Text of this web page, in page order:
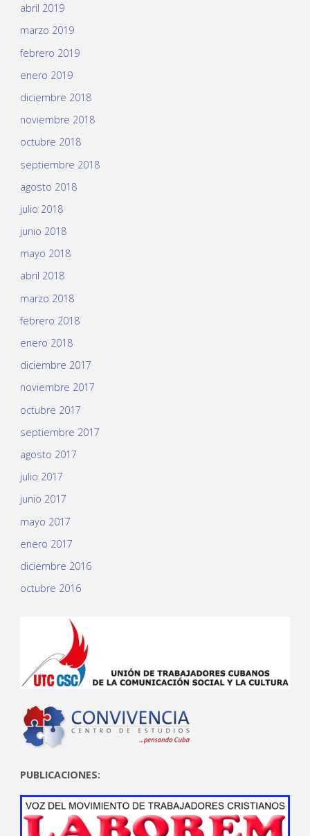
abril 2019
marzo 2019
febrero 2019
enero 2019
diciembre 2018
noviembre 2018
octubre 2018
septiembre 2018
agosto 2018
julio 2018
junio 2018
mayo 2018
abril 2018
marzo 2018
febrero 2018
enero 2018
diciembre 2017
noviembre 2017
octubre 2017
septiembre 2017
agosto 2017
julio 2017
junio 2017
mayo 2017
enero 2017
diciembre 2016
octubre 2016
PUBLICACIONES: